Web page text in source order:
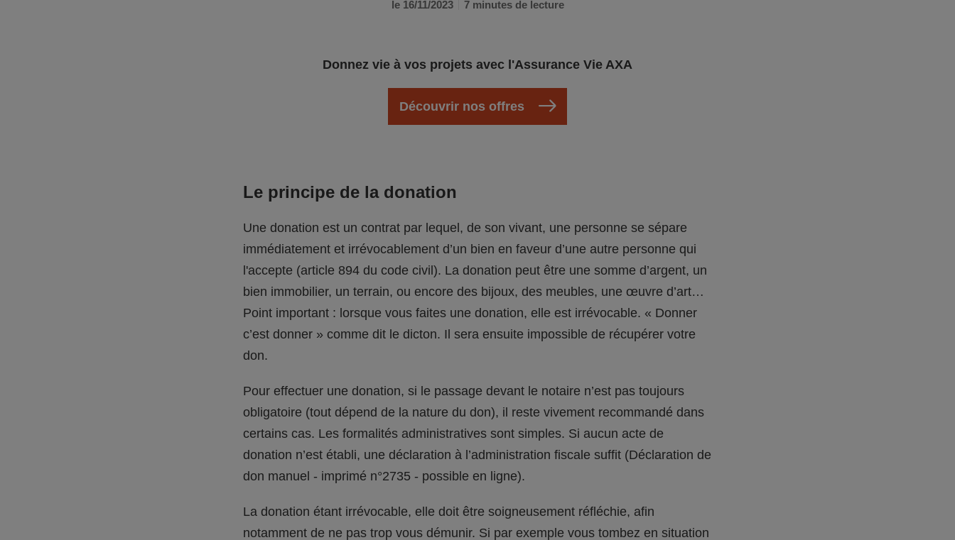
le 16/11/2023
7 minutes de lecture
Donnez vie à vos projets avec l'Assurance Vie AXA
Découvrir nos offres
Le principe de la donation
Une donation est un contrat par lequel, de son vivant, une personne se sépare
immédiatement et irrévocablement d’un bien en faveur d’une autre personne qui
l'accepte (article 894 du code civil). La donation peut être une somme d’argent, un
bien immobilier, un terrain, ou encore des bijoux, des meubles, une œuvre d’art…
Point important : lorsque vous faites une donation, elle est irrévocable. « Donner
c’est donner » comme dit le dicton. Il sera ensuite impossible de récupérer votre
don.
Pour effectuer une donation, si le passage devant le notaire n’est pas toujours
obligatoire (tout dépend de la nature du don), il reste vivement recommandé dans
certains cas. Les formalités administratives sont simples. Si aucun acte de
donation n’est établi, une déclaration à l’administration fiscale suffit (Déclaration de
don manuel - imprimé n°2735 - possible en ligne).
La donation étant irrévocable, elle doit être soigneusement réfléchie, afin
notamment de ne pas trop vous démunir. Si par exemple vous tombez en situation